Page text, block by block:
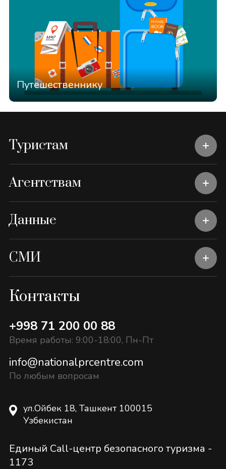
Путешественнику
Туристам
Агентствам
Данные
СМИ
Контакты
+998 71 200 00 88
Время работы: 9:00-18:00, Пн-Пт
info@nationalprcentre.com
По любым вопросам
ул.Ойбек 18, Ташкент 100015
Узбекистан
Единый Call-центр безопасного туризма -
1173